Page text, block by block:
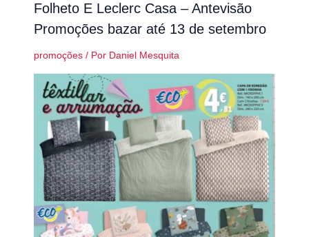
Folheto E Leclerc Casa – Antevisão
Promoções bazar até 13 de setembro
promoções/ Por Daniel Mesquita